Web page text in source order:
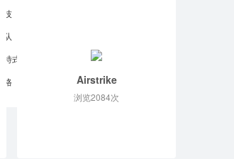
科技
军队
哥特式
栅格
其它风格Airstrike
浏览2084次